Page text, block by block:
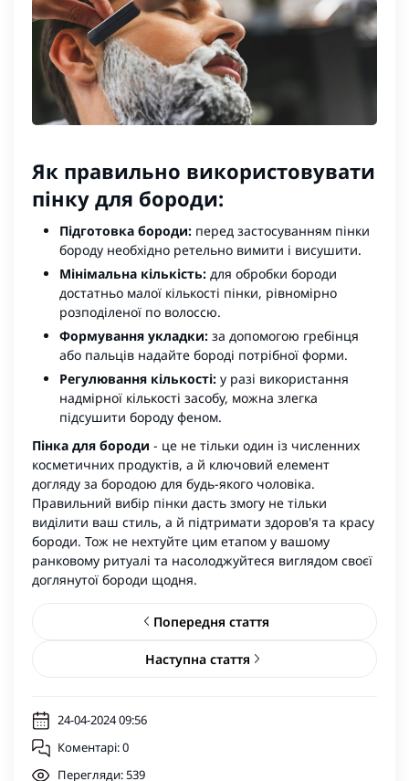
Як правильно використовувати
пінку для бороди:
Підготовка бороди: перед застосуванням пінки
бороду необхідно ретельно вимити і висушити.
Мінімальна кількість: для обробки бороди
достатньо малої кількості пінки, рівномірно
розподіленої по волоссю.
Формування укладки: за допомогою гребінця
або пальців надайте бороді потрібної форми.
Регулювання кількості: у разі використання
надмірної кількості засобу, можна злегка
підсушити бороду феном.
Пінка для бороди - це не тільки один із численних
косметичних продуктів, а й ключовий елемент
догляду за бородою для будь-якого чоловіка.
Правильний вибір пінки дасть змогу не тільки
виділити ваш стиль, а й підтримати здоров'я та красу
бороди. Тож не нехтуйте цим етапом у вашому
ранковому ритуалі та насолоджуйтеся виглядом своєї
доглянутої бороди щодня.
Попередня стаття
Наступна стаття
24-04-2024 09:56
Коментарі: 0
Перегляди: 539